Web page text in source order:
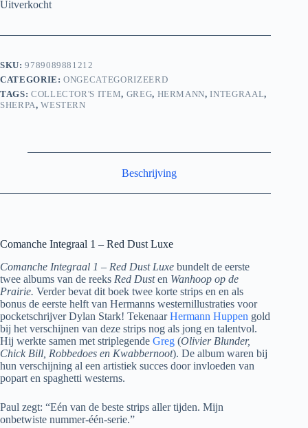
Uitverkocht
SKU:9789089881212
CATEGORIE:ONGECATEGORIZEERD
TAGS: COLLECTOR'S ITEM, GREG, HERMANN,INTEGRAAL,
SHERPA,WESTERN
Beschrijving
Comanche Integraal 1 – Red Dust Luxe
Comanche Integraal 1 – Red Dust Luxe bundelt de eerste
twee albums van de reeks Red Dusten Wanhoop op de
Prairie. Verder bevat dit boek twee korte strips en en als
bonus de eerste helft van Hermanns westernillustraties voor
pocketschrijver Dylan Stark! TekenaarHermann Huppen gold
bij het verschijnen van deze strips nog als jong en talentvol.
Hij werkte samen met striplegende Greg (Olivier Blunder,
Chick Bill, Robbedoes en Kwabbernoot). De album waren bij
hun verschijning al een artistiek succes door invloeden van
popart en spaghetti westerns.
Paul zegt: “Eén van de beste strips aller tijden. Mijn
onbetwiste nummer-één-serie.”